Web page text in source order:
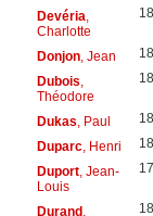
Devéria
Charlotte
Donjon, Jean
Dubois
Théodore
Dukas , Paul
Duparc, Henri
Duport, Jean-
Louis
Durand,